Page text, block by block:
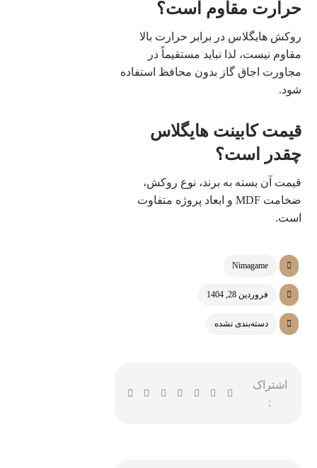
حرارت مقاوم است؟
روکش هایگلاس در برابر حرارت بالا
مقاوم نیست، لذا نباید مستقیماً در
مجاورت اجاق گاز بدون محافظ استفاده
شود.
قیمت کابینت هایگلاس
چقدر است؟
قیمت آن بسته به برند، نوع روکش،
ضخامت MDF و ابعاد پروژه متفاوت
است.
Nimagame
فروردین 28, 1404
دسته‌بندی نشده